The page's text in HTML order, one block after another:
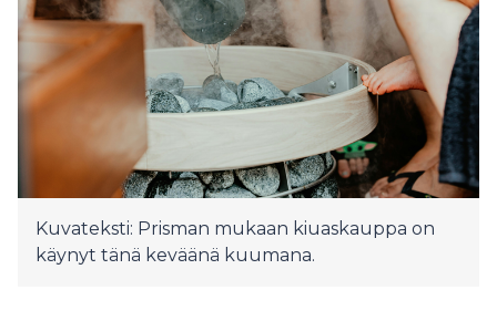
Kuvateksti: Prisman mukaan kiuaskauppa on
käynyt tänä keväänä kuumana.